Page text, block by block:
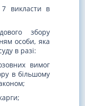
викласти в
збору
особи, яка
в разі:
вимог
в більшому